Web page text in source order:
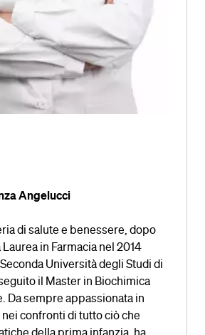
Angelucci
di salute e benessere, dopo
in Farmacia nel 2014
Università degli Studi di
il Master in Biochimica
Da sempre appassionata in
confronti di tutto ciò che